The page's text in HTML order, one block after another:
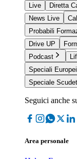
Live
Diretta
News Live
Probabili
Drive UP
Podcast
Speciali Europei
Speciale
Seguici anche
Area personale